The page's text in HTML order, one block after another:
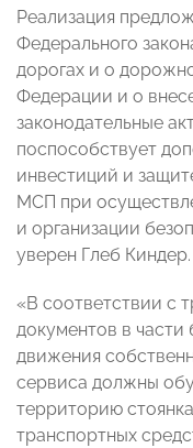
Реализация
Федерального
дорогах и о
Федерации и о
законодательные
поспособствует
инвестиций и
МСП при
и организации
уверен Глеб Киндер.
«В соответствии с
документов в
движения
сервиса должны
территорию
транспортных